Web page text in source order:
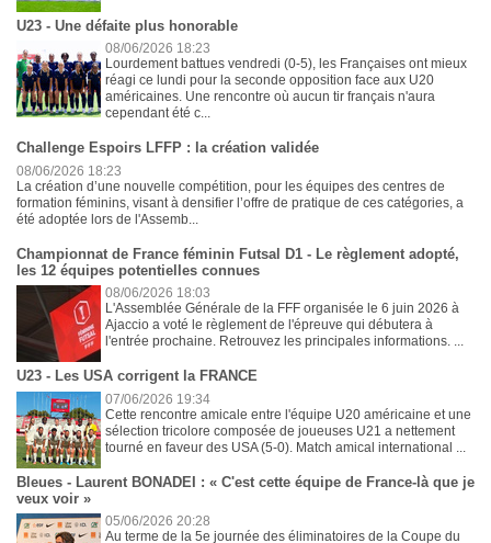
U23 - Une défaite plus honorable
08/06/2026 18:23
Lourdement battues vendredi (0-5), les Françaises ont mieux
réagi ce lundi pour la seconde opposition face aux U20
américaines. Une rencontre où aucun tir français n'aura
cependant été c...
Challenge Espoirs LFFP : la création validée
08/06/2026 18:23
La création d’une nouvelle compétition, pour les équipes des centres de
formation féminins, visant à densifier l’offre de pratique de ces catégories, a
été adoptée lors de l'Assemb...
Championnat de France féminin Futsal D1 - Le règlement adopté,
les 12 équipes potentielles connues
08/06/2026 18:03
L'Assemblée Générale de la FFF organisée le 6 juin 2026 à
Ajaccio a voté le règlement de l'épreuve qui débutera à
l'entrée prochaine. Retrouvez les principales informations. ...
U23 - Les USA corrigent la FRANCE
07/06/2026 19:34
Cette rencontre amicale entre l'équipe U20 américaine et une
sélection tricolore composée de joueuses U21 a nettement
tourné en faveur des USA (5-0). Match amical international ...
Bleues - Laurent BONADEI : « C'est cette équipe de France-là que je
veux voir »
05/06/2026 20:28
Au terme de la 5e journée des éliminatoires de la Coupe du